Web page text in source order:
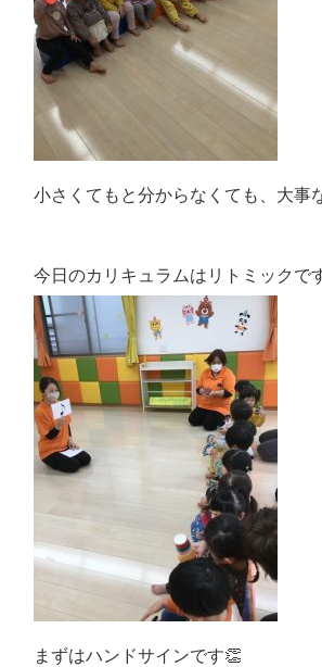
小さくてもと分からなくても、大事
今日のカリキュラムはリトミックで
まずはハンドサインです👏